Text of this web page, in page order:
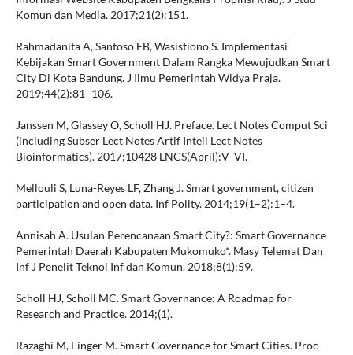
Komun dan Media. 2017;21(2):151.
Rahmadanita A, Santoso EB, Wasistiono S. Implementasi
Kebijakan Smart Government Dalam Rangka Mewujudkan Smart
City Di Kota Bandung. J Ilmu Pemerintah Widya Praja.
2019;44(2):81–106.
Janssen M, Glassey O, Scholl HJ. Preface. Lect Notes Comput Sci
(including Subser Lect Notes Artif Intell Lect Notes
Bioinformatics). 2017;10428 LNCS(April):V–VI.
Mellouli S, Luna-Reyes LF, Zhang J. Smart government, citizen
participation and open data. Inf Polity. 2014;19(1–2):1–4.
Annisah A. Usulan Perencanaan Smart City?: Smart Governance
Pemerintah Daerah Kabupaten Mukomuko*. Masy Telemat Dan
Inf J Penelit Teknol Inf dan Komun. 2018;8(1):59.
Scholl HJ, Scholl MC. Smart Governance: A Roadmap for
Research and Practice. 2014;(1).
Razaghi M, Finger M. Smart Governance for Smart Cities. Proc